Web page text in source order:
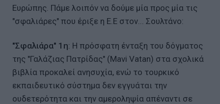
Ευρώπης. Πάμε λοιπόν να δούμε μία προς μία τις
"σφαλιάρες" που έριξε η Ε.Ε στον... Σουλτάνο:
"Σφαλιάρα" 1η: H πρόσφατη ένταξη του δόγματος
της "Γαλάζιας Πατρίδας" (Mavi Vatan) στα σχολικά
βιβλία προκαλεί ανησυχία, ενώ το τουρκικό
εκπαιδευτικό σύστημα δεν εγγυάται την
ουδετερότητα και την αμεροληψία απέναντι σε